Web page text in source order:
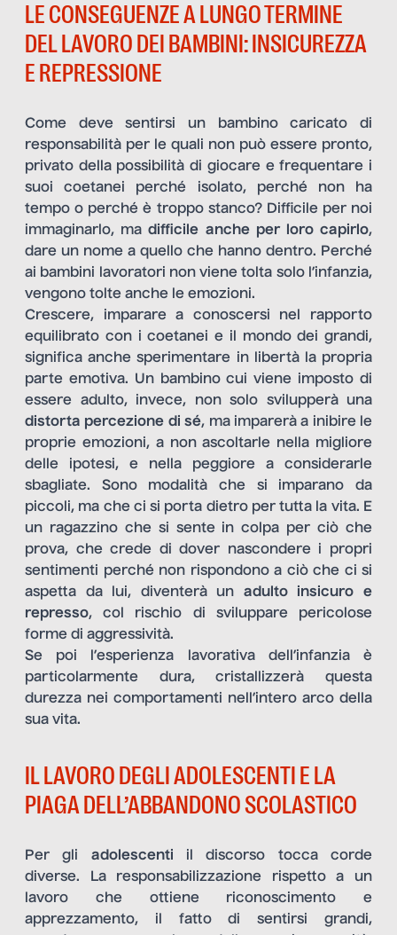
LE CONSEGUENZE A LUNGO TERMINE
DEL LAVORO DEI BAMBINI: INSICUREZZA
E REPRESSIONE
Come deve sentirsi un bambino caricato di
responsabilità per le quali non può essere pronto,
privato della possibilità di giocare e frequentare i
suoi coetanei perché isolato, perché non ha
tempo o perché è troppo stanco? Difficile per noi
immaginarlo, madifficile anche per loro capirlo,
dare un nome a quello che hanno dentro. Perché
ai bambini lavoratori non viene tolta solo l’infanzia,
vengono tolte anche le emozioni.
Crescere, imparare a conoscersi nel rapporto
equilibrato con i coetanei e il mondo dei grandi,
significa anche sperimentare in libertà la propria
parte emotiva. Un bambino cui viene imposto di
essere adulto, invece, non solo svilupperà una
distorta percezione di sé, ma imparerà a inibire le
proprie emozioni, a non ascoltarle nella migliore
delle ipotesi, e nella peggiore a considerarle
sbagliate. Sono modalità che si imparano da
piccoli, ma che ci si porta dietro per tutta la vita. E
un ragazzino che si sente in colpa per ciò che
prova, che crede di dover nascondere i propri
sentimenti perché non rispondono a ciò che ci si
aspetta da lui, diventerà un adulto insicuro e
represso, col rischio di sviluppare pericolose
forme di aggressività.
Se poi l’esperienza lavorativa dell’infanzia è
particolarmente dura, cristallizzerà questa
durezza nei comportamenti nell’intero arco della
sua vita.
IL LAVORO DEGLI ADOLESCENTI E LA
PIAGA DELL’ABBANDONO SCOLASTICO
Per gli adolescenti il discorso tocca corde
diverse. La responsabilizzazione rispetto a un
lavoro che ottiene riconoscimento e
apprezzamento, il fatto di sentirsi grandi,